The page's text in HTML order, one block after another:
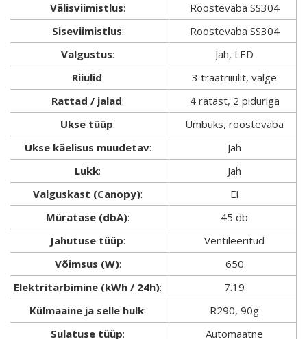
Välisviimistlus:
Roostevaba SS304
Siseviimistlus:
Roostevaba SS304
Valgustus:
Jah, LED
Riiulid:
3 traatriiulit, valge
Rattad / jalad:
4 ratast, 2 piduriga
Ukse tüüp:
Umbuks, roostevaba
Ukse käelisus muudetav:
Jah
Lukk:
Jah
Valguskast (Canopy):
Ei
Müratase (dbA):
45 db
Jahutuse tüüp:
Ventileeritud
Võimsus (W):
650
Elektritarbimine (kWh / 24h):
7.19
Külmaaine ja selle hulk:
R290, 90g
Sulatuse tüüp:
Automaatne